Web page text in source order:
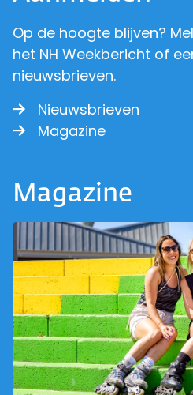
Op de hoogte blijven?
het NH Weekbericht of
nieuwsbrieven.
Nieuwsbrieven
Magazine
Magazine